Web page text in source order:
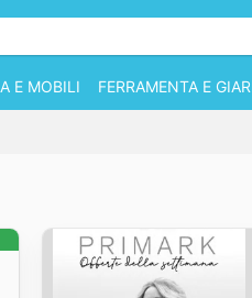
E MOBILI FERRAMENTA E